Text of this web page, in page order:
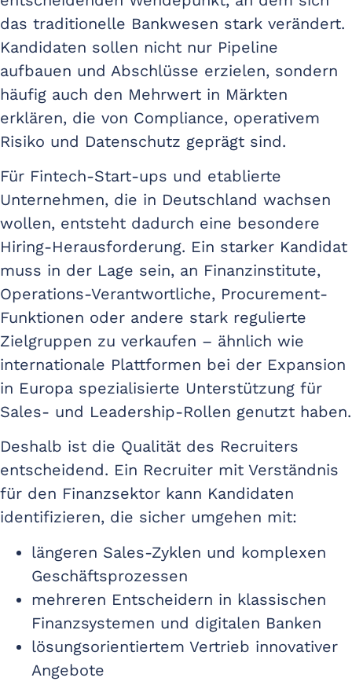
das traditionelle Bankwesen stark verändert.
Kandidaten sollen nicht nur Pipeline
aufbauen und Abschlüsse erzielen, sondern
häufig auch den Mehrwert in Märkten
erklären, die von Compliance, operativem
Risiko und Datenschutz geprägt sind.
Für Fintech-Start-ups und etablierte
Unternehmen, die in Deutschland wachsen
wollen, entsteht dadurch eine besondere
Hiring-Herausforderung. Ein starker Kandidat
muss in der Lage sein, an Finanzinstitute,
Operations-Verantwortliche, Procurement-
Funktionen oder andere stark regulierte
Zielgruppen zu verkaufen – ähnlich wie
internationale Plattformen bei der Expansion
in Europa spezialisierte Unterstützung für
Sales- und Leadership-Rollen genutzt haben.
Deshalb ist die Qualität des Recruiters
entscheidend. Ein Recruiter mit Verständnis
für den Finanzsektor kann Kandidaten
identifizieren, die sicher umgehen mit:
längeren Sales-Zyklen und komplexen
Geschäftsprozessen
mehreren Entscheidern in klassischen
Finanzsystemen und digitalen Banken
lösungsorientiertem Vertrieb innovativer
Angebote